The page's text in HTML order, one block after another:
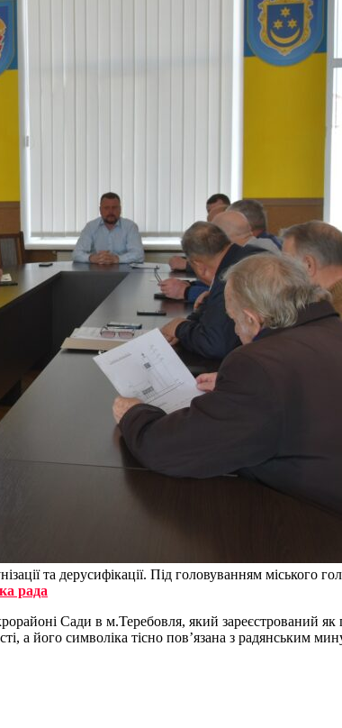
та дерусифікації. Під головуванням
рада
Сади в м.Теребовля, який зареєстрований
а його символіка тісно пов’язана з радянським